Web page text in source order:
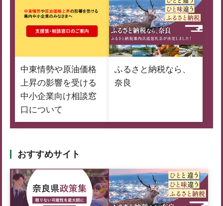
中東情勢や原油価格
上昇の影響を受ける
中小企業向け相談窓
口について
ふるさと納税なら、
奈良
おすすめサイト